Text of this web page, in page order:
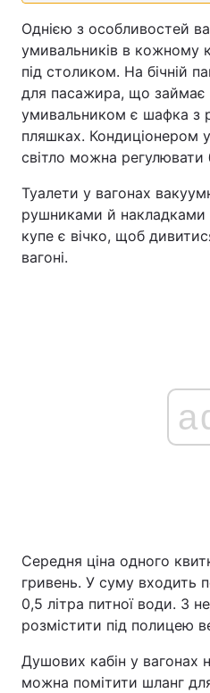
Однією з особливостей
умивальників в кожному
під столиком. На бічній
для пасажира, що
умивальником є шафка з
пляшках. Кондиціонером
світло можна регулювати
Туалети у вагонах
рушниками й накладками
купе є вічко, щоб
вагоні.
Середня ціна одного
гривень. У суму входить
0,5 літра питної води. З
розмістити під полицею
Душових кабін у вагонах
можна помітити шланг